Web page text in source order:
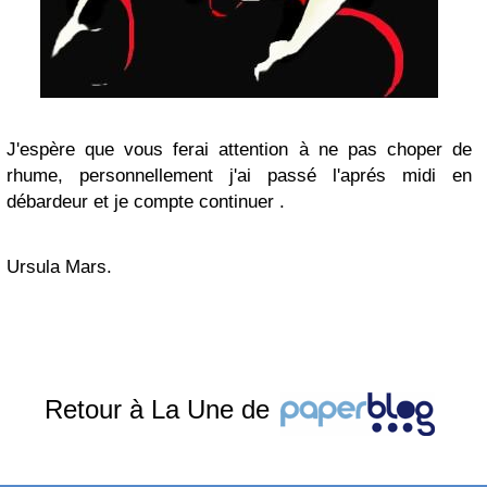
J'espère que vous ferai attention à ne pas choper de
rhume, personnellement j'ai passé l'aprés midi en
débardeur et je compte continuer .
Ursula Mars.
Retour à La Une de